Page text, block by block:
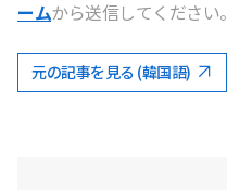
ームから送信してください。
元の記事を見る (韓国語)